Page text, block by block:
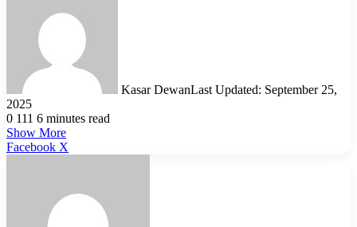
Kasar DewanLast Updated: September 25,
2025
0 111 6 minutes read
Show More
Facebook X